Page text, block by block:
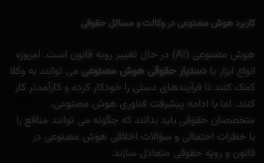
کاربرد هوش مصنوعی در وکالت و مسائل حقوقی
هوش مصنوعی (AI) در حال تغییر رویه قانون است. امروزه
انواع ابزار یا دستیار حقوقی هوش مصنوعی می توانند به وکلا
کمک کنند تا فرآیندهای دستی را خودکار کرده و کارآمدتر کار
کنند، اما با ادامه پیشرفت فناوری هوش مصنوعی،
متخصصان حقوقی باید بدانند که چگونه می توانند منافع را
با خطرات احتمالی و سؤالات اخلاقی هوش مصنوعی در
قانون و رویه حقوقی متعادل سازند.